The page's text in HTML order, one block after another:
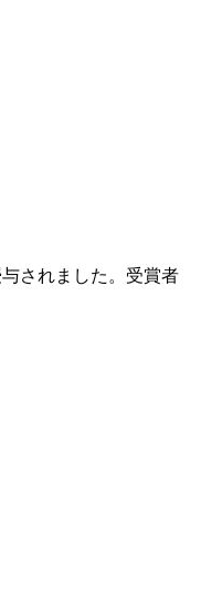
されました。受賞者